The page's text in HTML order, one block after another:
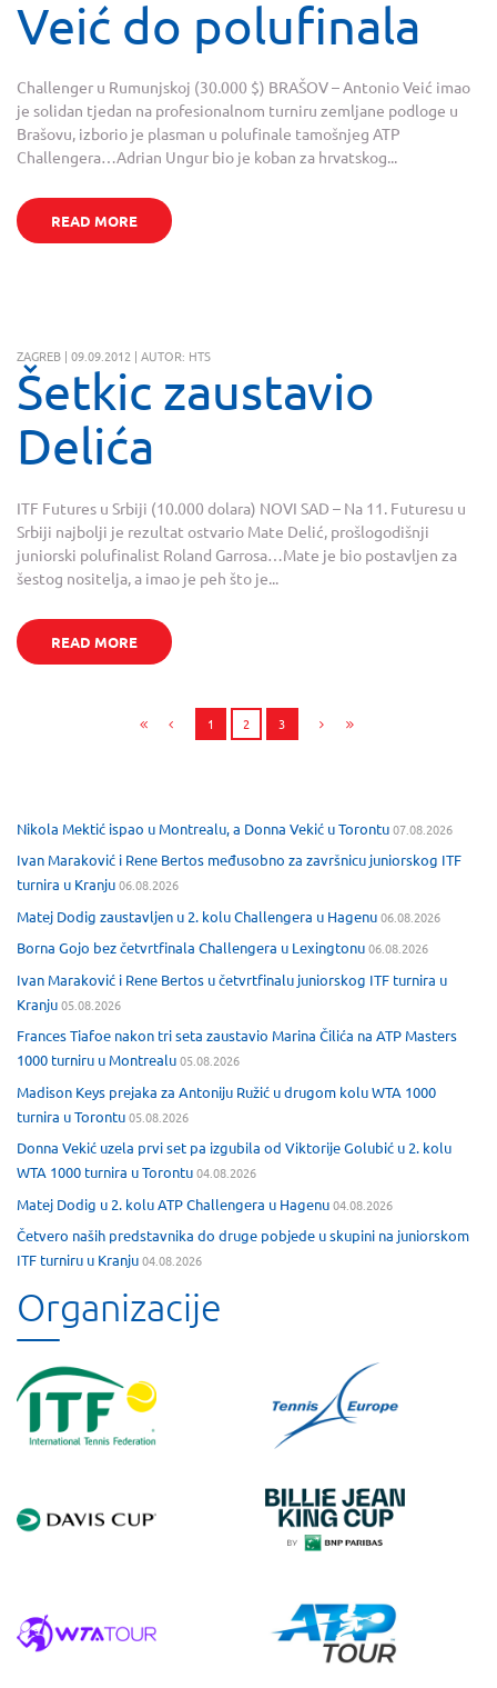
Veić do polufinala
Challenger u Rumunjskoj (30.000 $) BRAŠOV – Antonio Veić imao
je solidan tjedan na profesionalnom turniru zemljane podloge u
Brašovu, izborio je plasman u polufinale tamošnjeg ATP
Challengera…Adrian Ungur bio je koban za hrvatskog...
READ MORE
ZAGREB | 09.09.2012 | AUTOR: HTS
Šetkic zaustavio
Delića
ITF Futures u Srbiji (10.000 dolara) NOVI SAD – Na 11. Futuresu u
Srbiji najbolji je rezultat ostvario Mate Delić, prošlogodišnji
juniorski polufinalist Roland Garrosa…Mate je bio postavljen za
šestog nositelja, a imao je peh što je...
READ MORE
1 2 3
Nikola Mektić ispao u Montrealu, a Donna Vekić u Torontu07.08.2026
Ivan Maraković i Rene Bertos međusobno za završnicu juniorskog ITF
turnira u Kranju06.08.2026
Matej Dodig zaustavljen u 2. kolu Challengera u Hagenu06.08.2026
Borna Gojo bez četvrtfinala Challengera u Lexingtonu06.08.2026
Ivan Maraković i Rene Bertos u četvrtfinalu juniorskog ITF turnira u
Kranju05.08.2026
Frances Tiafoe nakon tri seta zaustavio Marina Čilića na ATP Masters
1000 turniru u Montrealu05.08.2026
Madison Keys prejaka za Antoniju Ružić u drugom kolu WTA 1000
turnira u Torontu05.08.2026
Donna Vekić uzela prvi set pa izgubila od Viktorije Golubić u 2. kolu
WTA 1000 turnira u Torontu04.08.2026
Matej Dodig u 2. kolu ATP Challengera u Hagenu04.08.2026
Četvero naših predstavnika do druge pobjede u skupini na juniorskom
ITF turniru u Kranju04.08.2026
Organizacije